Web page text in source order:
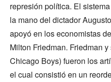
represión política. El
la mano del dictador
apoyó en los economistas
Milton Friedman. Friedman
Chicago Boys) fueron los
el cual consistió en un